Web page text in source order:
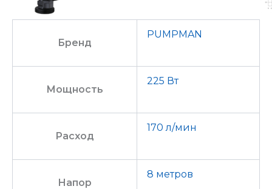
Бренд
PUMPMAN
Мощность
225 Вт
Расход
170 л/мин
Напор
8 метров